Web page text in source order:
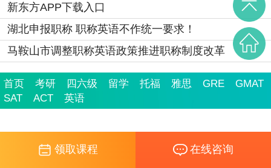
新东方APP下载入口
湖北申报职称 职称英语不作统一要求！
马鞍山市调整职称英语政策推进职称制度改革
首页 考研 四六级 留学 托福 雅思 GRE
GMAT
SAT
ACT 英语
领取课程 在线咨询